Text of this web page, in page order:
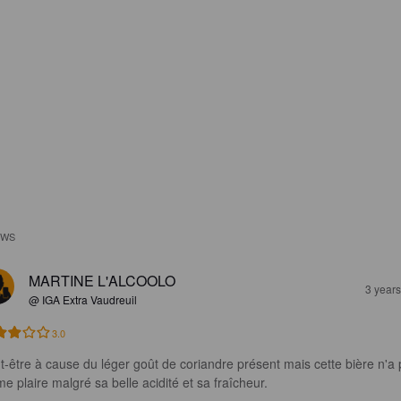
MARTINE L'ALCOOLO
@ IGA Extra Vaudreuil
3
3.0
être à cause du léger goût de coriandre présent mais cette bière n'a
plaire malgré sa belle acidité et sa fraîcheur.